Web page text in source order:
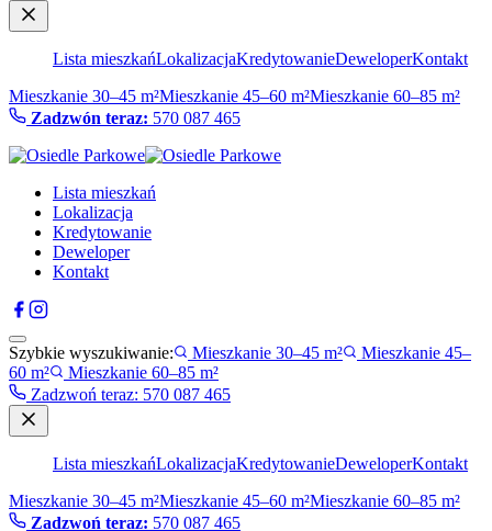
Lista mieszkańLokalizacjaKredytowanieDeweloperKontakt
Mieszkanie 30–45 m²Mieszkanie 45–60 m²Mieszkanie 60–85 m²
Zadzwón teraz: 570 087 465
Lista mieszkań
Lokalizacja
Kredytowanie
Deweloper
Kontakt
Szybkie wyszukiwanie: Mieszkanie 30–45 m²
Mieszkanie 45–
60 m²
Mieszkanie 60–85 m²
Zadzwoń teraz: 570 087 465
Lista mieszkańLokalizacjaKredytowanieDeweloperKontakt
Mieszkanie 30–45 m²Mieszkanie 45–60 m²Mieszkanie 60–85 m²
Zadzwoń teraz: 570 087 465